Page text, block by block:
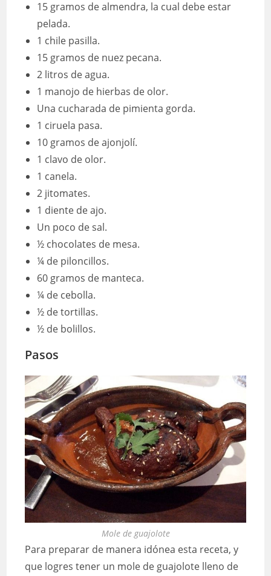
15 gramos de almendra, la cual debe estar
pelada.
1 chile pasilla.
15 gramos de nuez pecana.
2 litros de agua.
1 manojo de hierbas de olor.
Una cucharada de pimienta gorda.
1 ciruela pasa.
10 gramos de ajonjolí.
1 clavo de olor.
1 canela.
2 jitomates.
1 diente de ajo.
Un poco de sal.
½ chocolates de mesa.
¼ de piloncillos.
60 gramos de manteca.
¼ de cebolla.
½ de tortillas.
½ de bolillos.
Pasos
Mole de guajolote
Para preparar de manera idónea esta receta, y
que logres tener un mole de guajolote lleno de